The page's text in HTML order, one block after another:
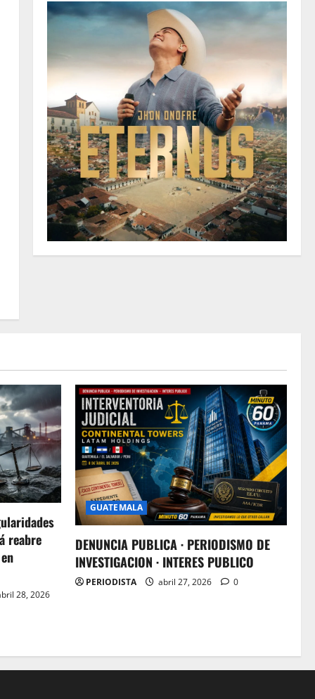
reabre
28, 2026
GUATEMALA
DENUNCIA PUBLICA · PERIODISMO DE
INVESTIGACION · INTERES PUBLICO
PERIODISTA abril 27, 2026 0